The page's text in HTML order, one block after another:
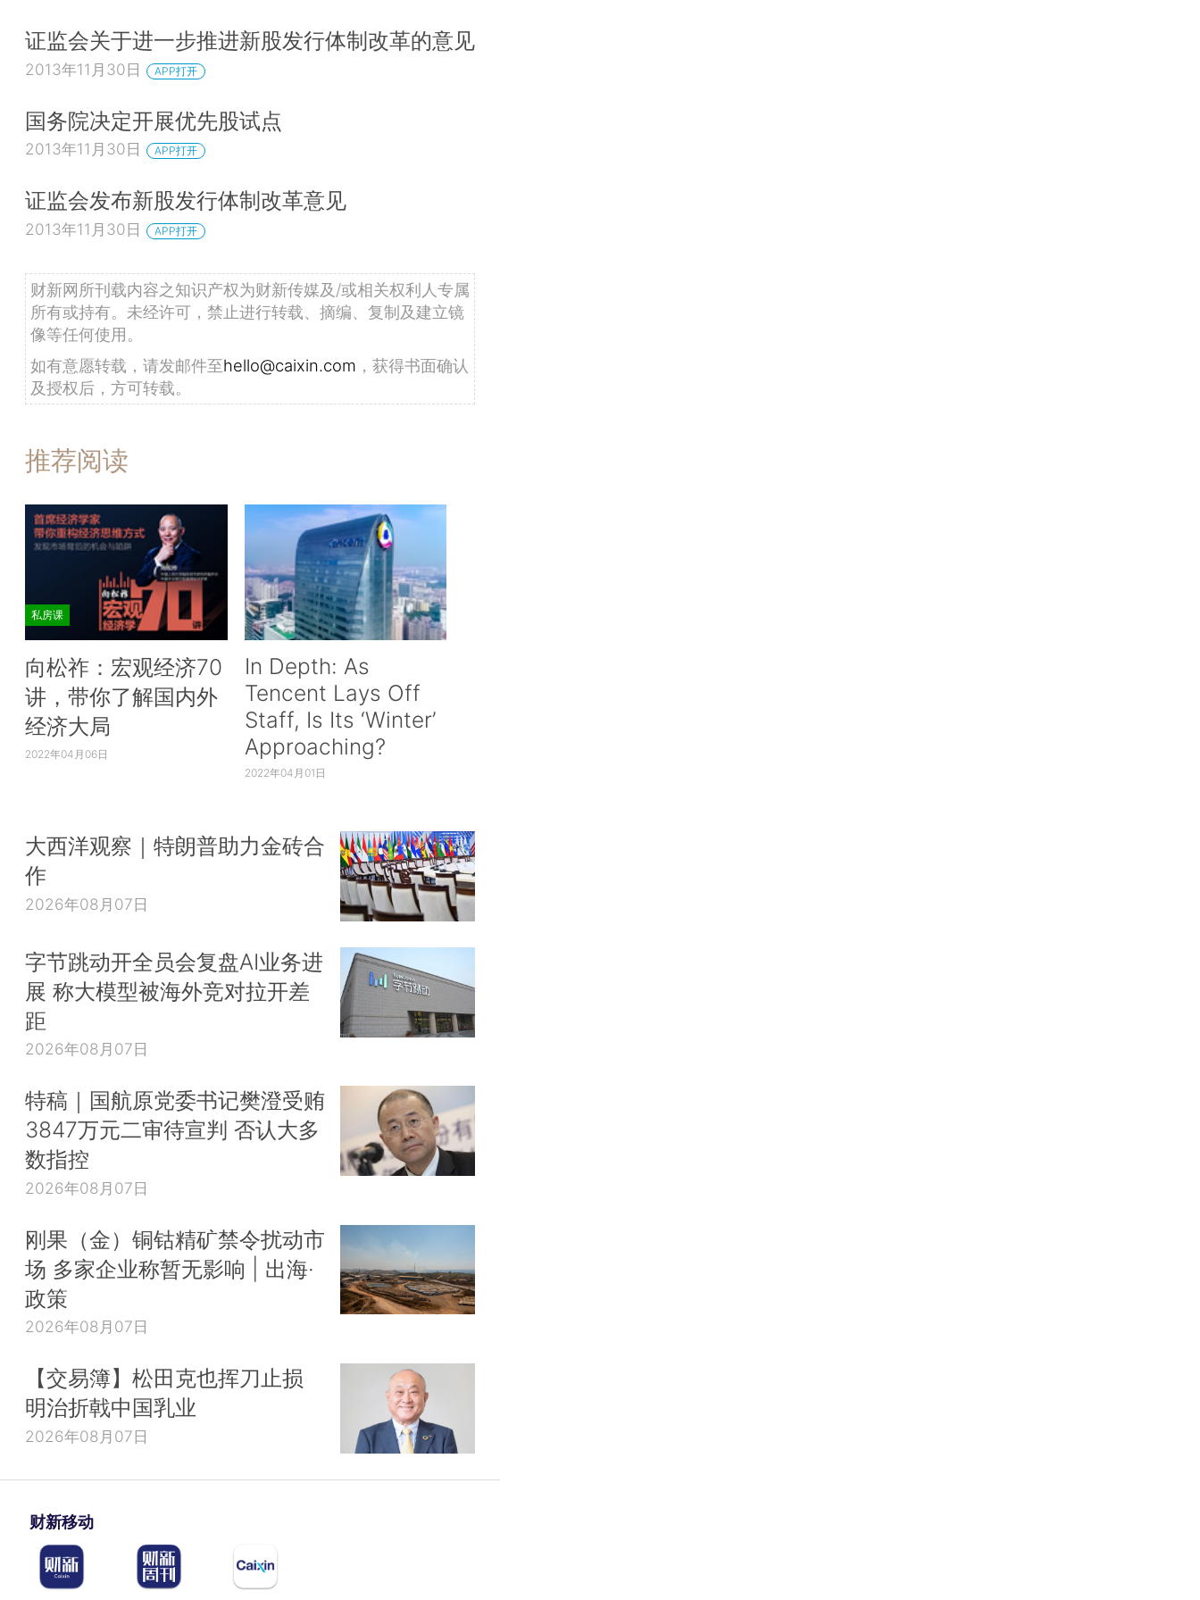
证监会关于进一步推进新股发行体制改革的意见
2013年11月30日 APP打开
国务院决定开展优先股试点
2013年11月30日 APP打开
证监会发布新股发行体制改革意见
2013年11月30日 APP打开
财新网所刊载内容之知识产权为财新传媒及/或相关权利人专属
所有或持有。未经许可，禁止进行转载、摘编、复制及建立镜
像等任何使用。
如有意愿转载，请发邮件至hello@caixin.com ，获得书面确认
及授权后，方可转载。
推荐阅读
私房课
向松祚：宏观经济70
讲，带你了解国内外
经济大局
2022年04月06日
In Depth: As
Tencent Lays Off
Staff, Is Its ‘Winter’
Approaching?
2022年04月01日
大西洋观察｜特朗普助力金砖合
作
2026年08月07日
字节跳动开全员会复盘AI业务进
展 称大模型被海外竞对拉开差
距
2026年08月07日
特稿｜国航原党委书记樊澄受贿
3847万元二审待宣判 否认大多
数指控
2026年08月07日
刚果（金）铜钴精矿禁令扰动市
场 多家企业称暂无影响 | 出海·
政策
2026年08月07日
【交易簿】松田克也挥刀止损
明治折戟中国乳业
2026年08月07日
财新移动